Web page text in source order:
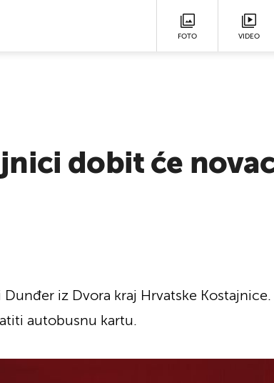
FOTO VIDEO
dobit će
iz Dvora kraj Hrvatske Kostajnice.
autobusnu kartu.